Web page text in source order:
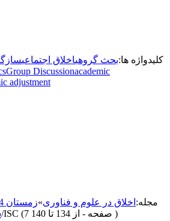
کلیدواژه ها:بحث گروهیاخلاق اجتماعی
Group Discussionacademic
adjustment
مجله: اخلاق در علوم و فناوری»
رتبه: الف/ISC (‎7 صفحه - )